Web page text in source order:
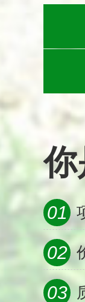
01
02
03